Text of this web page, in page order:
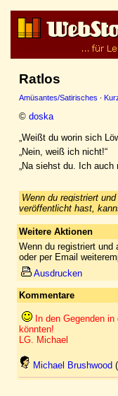
Ratlos
Amüsantes/Satirisches ·
© doska
„Weißt du worin sich
„Nein, weiß ich nicht!“
„Na siehst du. Ich auch
Wenn du registriert
veröffentlicht hast,
Weitere Aktionen
Wenn du registriert und
oder per Email
Ausdrucken
Kommentare
In den Gegenden
könnten!
LG. Michael
Michael Brushwood